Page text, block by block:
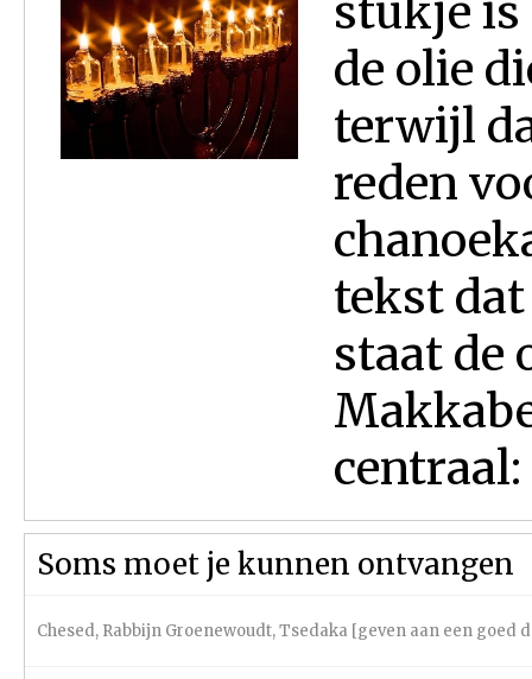
stukje is
de olie
terwijl
reden
tekst
staat de
centraal:
Soms moet je kunnen ontvangen
Chesed, Rabbijn Groenewoudt,Tsedaka [geven aan een goed